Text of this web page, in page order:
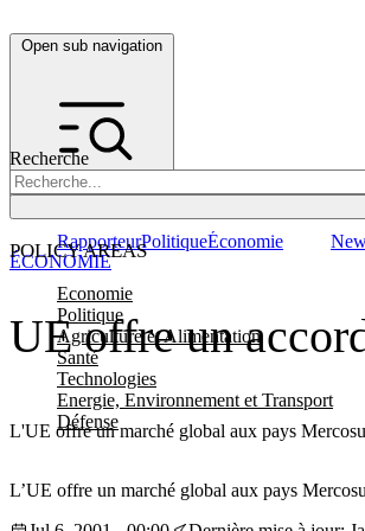
Open sub navigation
Recherche
POLICY AREAS
Economie
Politique
Agriculture et Alimentation
Santé
Technologies
Energie, Environnement et Transport
Défense
RapporteurPolitiqueÉconomie
UE offre un
L'UE offre un marché global aux pays
ÉCONOMIE
L’UE offre un marché global aux pays